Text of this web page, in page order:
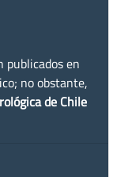
publicados en
no obstante,
de Chile